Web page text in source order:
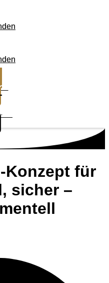
Konzept für
sicher –